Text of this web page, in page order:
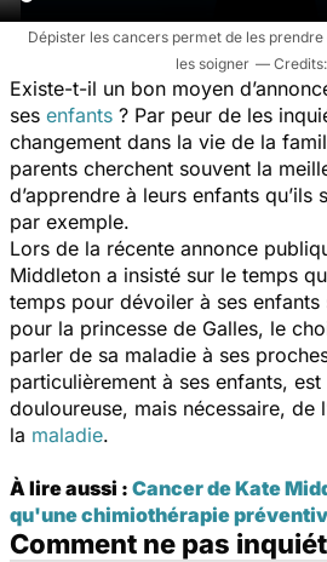
Dépister les cancers permet de les
les soigner
Existe-t-il un bon moyen
ses enfants ? Par peur de les
changement dans la vie de la
parents cherchent souvent la
d’apprendre à leurs enfants qu’ils
par exemple.
Lors de la récente annonce
Middleton a insisté sur le temps
temps pour dévoiler à ses
pour la princesse de Galles, le
parler de sa maladie à ses
particulièrement à ses enfants, est
douloureuse, mais nécessaire, de
la maladie.
À lire aussi : Cancer de Kate
qu'une chimiothérapie
Comment ne pas